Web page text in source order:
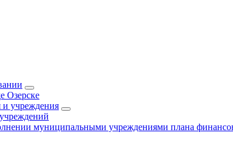
Озерске
учреждения
муниципальными учреждениями плана